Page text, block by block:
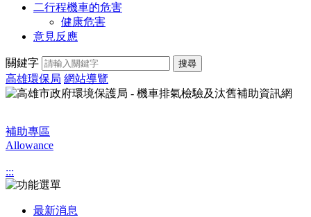
二行程機車的危害
健康危害
意見反應
關鍵字 搜尋
高雄環保局 網站導覽
補助專區
Allowance
:::
最新消息